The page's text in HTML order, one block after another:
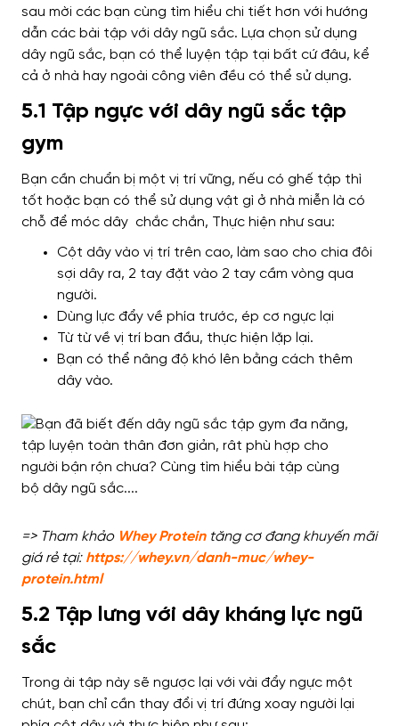
sau mời các bạn cùng tìm hiểu chi tiết hơn với hướng
dẫn các bài tập với dây ngũ sắc. Lựa chọn sử dụng
dây ngũ sắc, bạn có thể luyện tập tại bất cứ đâu, kể
cả ở nhà hay ngoài công viên đều có thể sử dụng.
5.1 Tập ngực với dây ngũ sắc tập
gym
Bạn cần chuẩn bị một vị trí vững, nếu có ghế tập thì
tốt hoặc bạn có thể sử dụng vật gì ở nhà miễn là có
chỗ để móc dây chắc chắn, Thực hiện như sau:
Cột dây vào vị trí trên cao, làm sao cho chia đôi
sợi dây ra, 2 tay đặt vào 2 tay cầm vòng qua
người.
Dùng lực đẩy về phía trước, ép cơ ngực lại
Từ từ về vị trí ban đầu, thực hiện lặp lại.
Bạn có thể nâng độ khó lên bằng cách thêm
dây vào.
=> Tham khảo Whey Proteintăng cơ đang khuyến mãi
giá rẻ tại: https://whey.vn/danh-muc/whey-
protein.html
5.2 Tập lưng với dây kháng lực ngũ
sắc
Trong ài tập này sẽ ngược lại với vài đẩy ngực một
chút, bạn chỉ cần thay đổi vị trí đứng xoay người lại